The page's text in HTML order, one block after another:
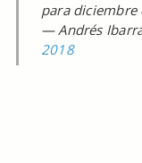
para diciembre
— Andrés
2018